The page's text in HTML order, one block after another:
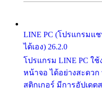
LINE PC (โปรแกรมแ
ได้เอง) 26.2.0
โปรแกรม LINE PC ใ
หน้าจอ ได้อย่างสะดวก
สติกเกอร์ มีการอัปเดต